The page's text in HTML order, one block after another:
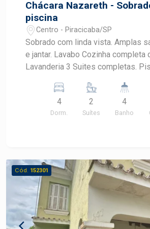
Chácara Nazareth - Sobrado com
piscina
Centro - Piracicaba/SP
Sobrado com linda vista. Amplas
e jantar. Lavabo Cozinha completa de armários.
Lavanderia 3 Suites completas.
PAULO BELATO
4
Dorm.
2
Suítes
4
Banho
Cód. 152301